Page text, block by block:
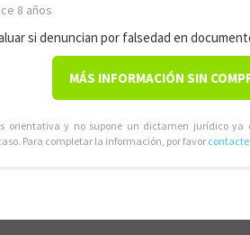
8 años
si denuncian por falsedad en
MÁS INFORMACIÓN SIN
orientativa y no supone un dictamen jurídico
Para completar la información, por favor contacte